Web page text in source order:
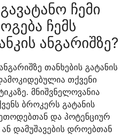
ჩემი
ჩემს
ანგარიშზე?
თანხების გატანის
თქვენი
მნიშვნელოვანია
ბროკერს გატანის
და პოტენციურ
დამუშავების დროებთან